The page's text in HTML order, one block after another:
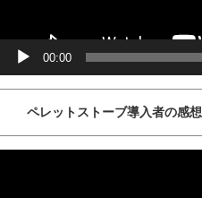
00:00
ペレットストーブ導入者の感想